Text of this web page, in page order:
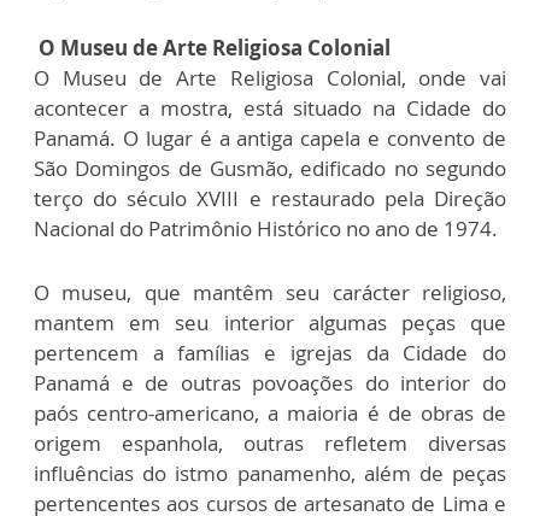
O Museu de Arte Religiosa Colonial
O Museu de Arte Religiosa Colonial, onde vai
acontecer a mostra, está situado na Cidade do
Panamá. O lugar é a antiga capela e convento de
São Domingos de Gusmão, edificado no segundo
terço do século XVIII e restaurado pela Direção
Nacional do Patrimônio Histórico no ano de 1974.
O museu, que mantêm seu carácter religioso,
mantem em seu interior algumas peças que
pertencem a famílias e igrejas da Cidade do
Panamá e de outras povoações do interior do
paós centro-americano, a maioria é de obras de
origem espanhola, outras refletem diversas
influências do istmo panamenho, além de peças
pertencentes aos cursos de artesanato de Lima e